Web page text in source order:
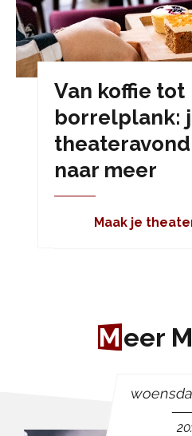
Van koffie tot
borrelplank:
naar meer
Maak je
Meer